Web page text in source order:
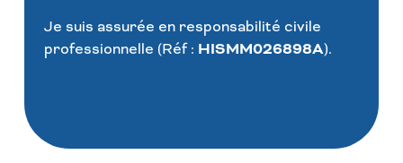
Je suis assurée en responsabilité civile
professionnelle (Réf : HISMM026898A).